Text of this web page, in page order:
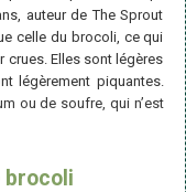
auteur de The Sprout
celle du brocoli, ce qui
crues. Elles sont légères
légèrement piquantes.
ou de soufre, qui n’est
brocoli